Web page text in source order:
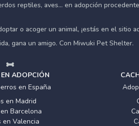
reptiles, aves... en adopción
o acoger un animal, ¡estás en el sitio
gana un amigo. Con Miwuki Pet Shelter.
ADOPCIÓN
en España
en Madrid
Barcelona
en Valencia